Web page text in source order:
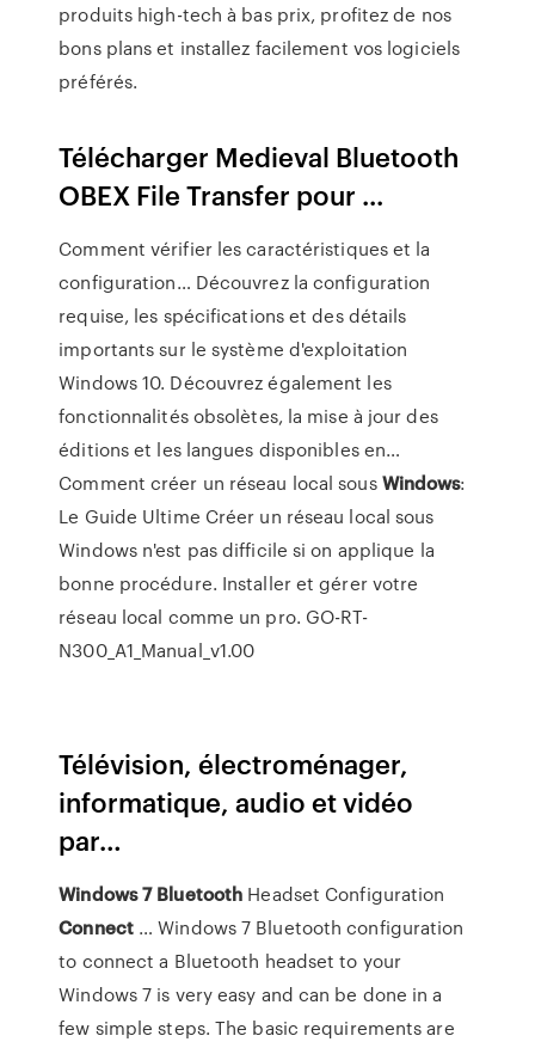
produits high-tech à bas prix, profitez de nos
bons plans et installez facilement vos logiciels
préférés.
Télécharger Medieval Bluetooth
OBEX File Transfer pour ...
Comment vérifier les caractéristiques et la
configuration… Découvrez la configuration
requise, les spécifications et des détails
importants sur le système d'exploitation
Windows 10. Découvrez également les
fonctionnalités obsolètes, la mise à jour des
éditions et les langues disponibles en…
Comment créer un réseau local sousWindows:
Le Guide Ultime Créer un réseau local sous
Windows n'est pas difficile si on applique la
bonne procédure. Installer et gérer votre
réseau local comme un pro. GO-RT-
N300_A1_Manual_v1.00
Télévision, électroménager,
informatique, audio et vidéo
par…
Windows7 Bluetooth Headset Configuration
Connect… Windows 7 Bluetooth configuration
to connect a Bluetooth headset to your
Windows 7 is very easy and can be done in a
few simple steps. The basic requirements are